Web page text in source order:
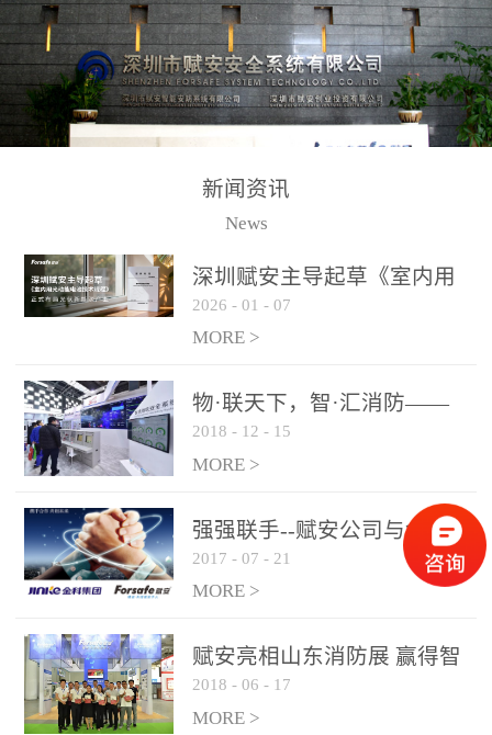
测方法已无法满足要求。
尤其是目前众多的大型影
剧院、会议展览中心、体
育馆、大型仓库和隧道空
间等，其建筑结构特殊、
火灾隐患多。一旦发生火
传统的火灾关测器无法被
及时缺发，不能及早发现
和有效扑救火火，这不仅
力和闲难，同时也将造成
巨大的经济损失和社会影
响，基至还会造成人员伤
亡。图像型火灾探测器正
是针对这种高大空间建筑
物的消防设施、设备通过
现场图像的实时获取、预
处理和特征提取分析，实
现火焰的跟踪和识别。能
更早的进行预警，达到早
报早防的效果。 系统构
成示意图： 图像型火灾
校验的总线传输技术、线
路状态检测与保护技术、
后向光电感烟探测技术、
高可靠的系统抗干扰技术
等多项专利技术和专有技
警领域三十多年技术积累
和工程实践的结晶。
新闻资讯
News
深圳赋安主导起草《室内用
光动能电池技术规程》 正式
布局光伏新能源产业
2026 - 01 - 07
MORE >
物·联天下，智·汇消防——
赋安F&S 2018上海消防展圆
满落幕
2018 - 12 - 15
MORE >
强强联手--赋安公司与金科
集团达成战略合作协议
2017 - 07 - 21
MORE >
赋安亮相山东消防展 赢得智
慧消防新荣耀
2018 - 06 - 17
MORE >